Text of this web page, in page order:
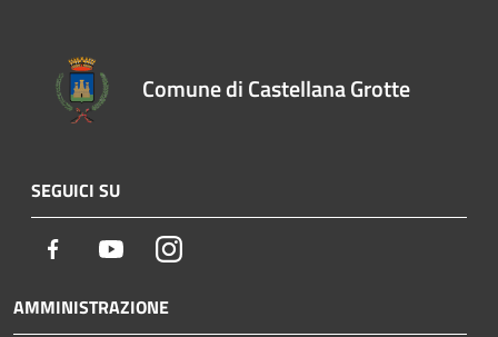
Comune di Castellana Grotte
SEGUICI SU
Facebook YoutubeInstagram
AMMINISTRAZIONE